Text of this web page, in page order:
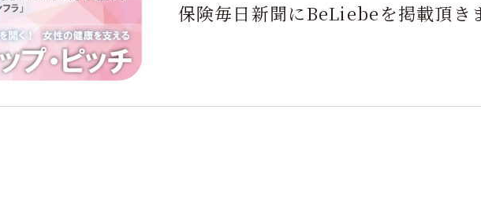
保険毎日新聞にBeLiebeを掲載頂き